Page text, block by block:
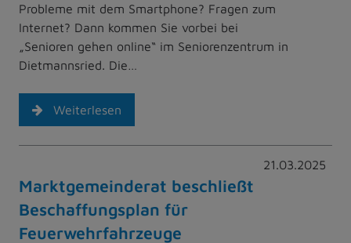
Probleme mit dem Smartphone? Fragen zum
Internet? Dann kommen Sie vorbei bei
„Senioren gehen online“ im Seniorenzentrum in
Dietmannsried. Die…
Weiterlesen
21.03.2025
Marktgemeinderat beschließt
Beschaffungsplan für
Feuerwehrfahrzeuge